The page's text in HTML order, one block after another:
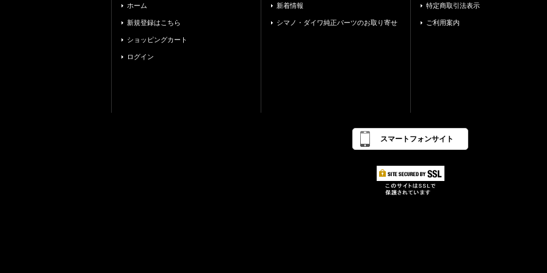
ホーム
新規登録はこちら
ショッピングカート
ログイン
新着情報
シマノ・ダイワ純正パーツのお取り寄せ
特定商取引法表示
ご利用案内
スマートフォンサイト